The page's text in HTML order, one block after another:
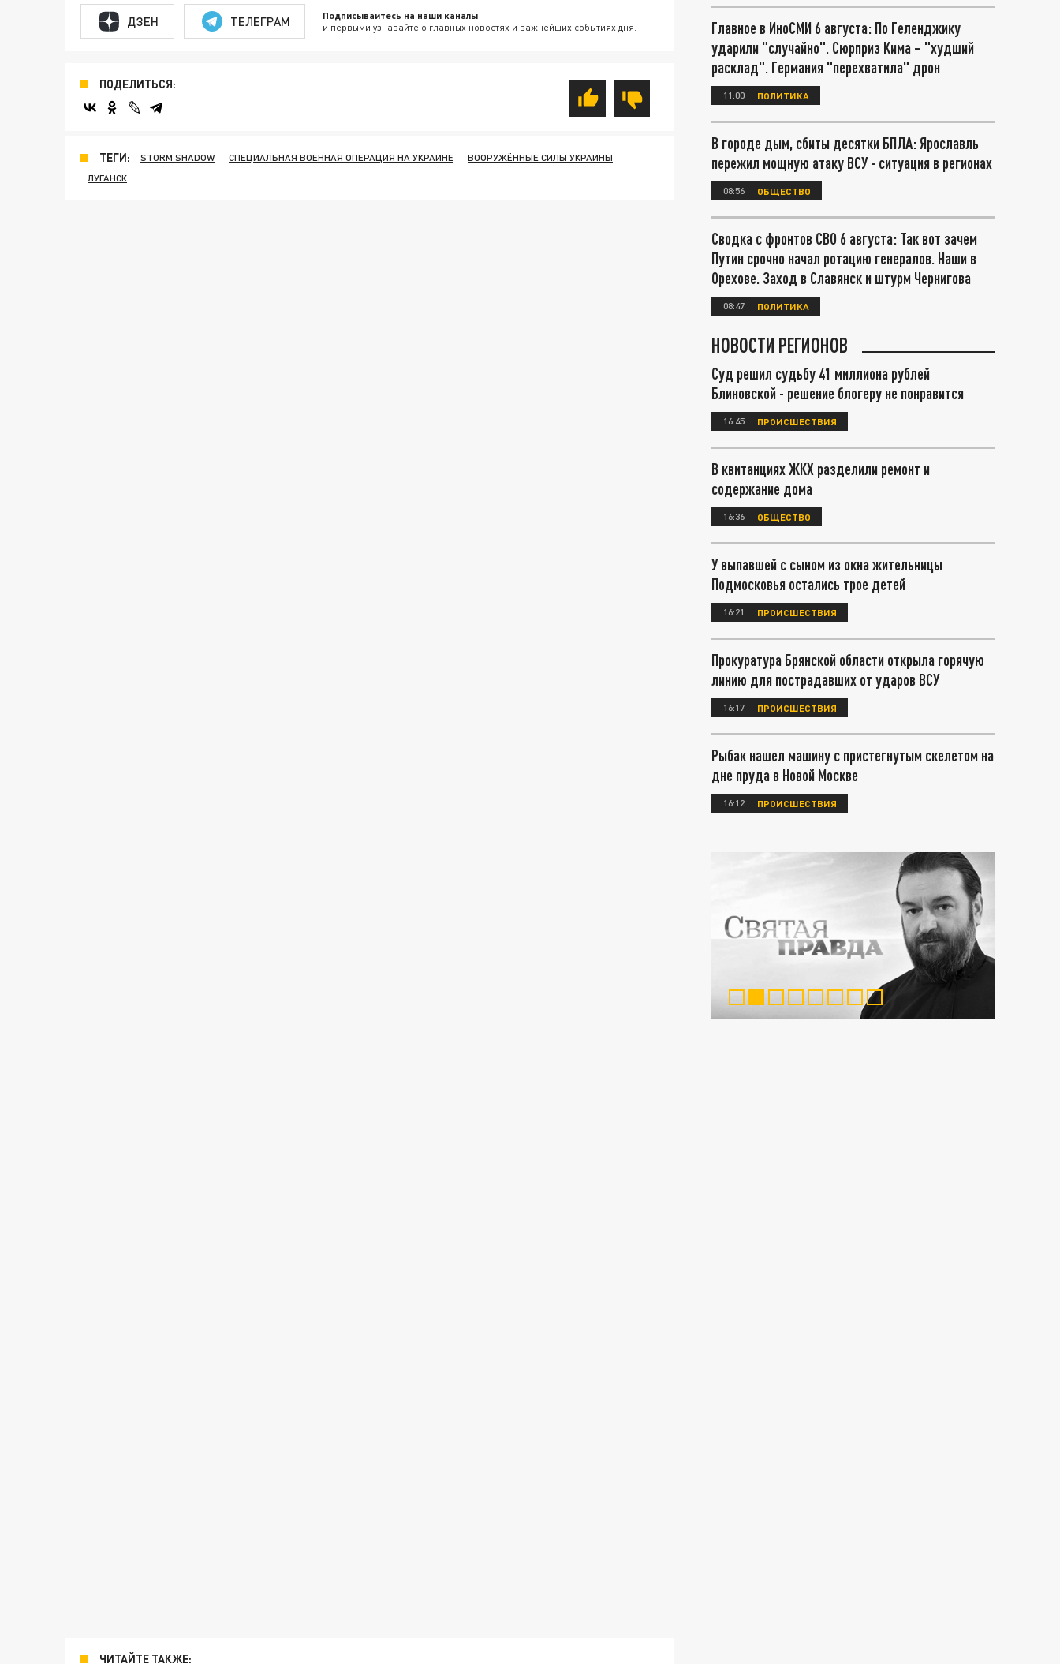
ДЗЕН ТЕЛЕГРАМ Подписывайтесь на наши каналы
и первыми узнавайте о главных новостях и важнейших событиях дня.
ПОДЕЛИТЬСЯ:
ТЕГИ: STORM SHADOW СПЕЦИАЛЬНАЯ ВОЕННАЯ ОПЕРАЦИЯ НА УКРАИНЕ
ВООРУЖЁННЫЕ СИЛЫ УКРАИНЫ
ЛУГАНСК
ЧИТАЙТЕ ТАКЖЕ:
Главное в ИноСМИ 6 августа: По Геленджику
ударили "случайно". Сюрприз Кима – "худший
расклад". Германия "перехватила" дрон
11:00 ПОЛИТИКА
В городе дым, сбиты десятки БПЛА: Ярославль
пережил мощную атаку ВСУ - ситуация в регионах
08:56 ОБЩЕСТВО
Сводка с фронтов СВО 6 августа: Так вот зачем
Путин срочно начал ротацию генералов. Наши в
Орехове. Заход в Славянск и штурм Чернигова
08:47 ПОЛИТИКА
НОВОСТИ РЕГИОНОВ
Суд решил судьбу 41 миллиона рублей
Блиновской - решение блогеру не понравится
16:45 ПРОИСШЕСТВИЯ
В квитанциях ЖКХ разделили ремонт и
содержание дома
16:36 ОБЩЕСТВО
У выпавшей с сыном из окна жительницы
Подмосковья остались трое детей
16:21 ПРОИСШЕСТВИЯ
Прокуратура Брянской области открыла горячую
линию для пострадавших от ударов ВСУ
16:17 ПРОИСШЕСТВИЯ
Рыбак нашел машину с пристегнутым скелетом на
дне пруда в Новой Москве
16:12 ПРОИСШЕСТВИЯ